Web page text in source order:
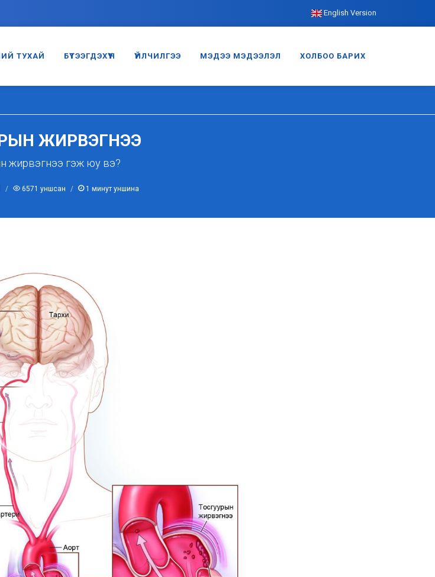
English Version
ТУХАЙ БҮТЭЭГДЭХҮҮН ҮЙЛЧИЛГЭЭ МЭДЭЭ МЭДЭЭЛЭЛ ХОЛБОО БАРИХ
ЖИРВЭГНЭЭ
жирвэгнээ гэж юу вэ?
6571 уншсан 1 минут уншина